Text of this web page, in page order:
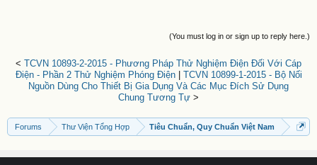
(You must log in or sign up to reply here.)
< TCVN 10893-2-2015 - Phương Pháp Thử Nghiệm Điện Đối Với Cáp
Điện - Phần 2 Thử Nghiệm Phóng Điện| TCVN 10899-1-2015 - Bộ Nối
Nguồn Dùng Cho Thiết Bị Gia Dụng Và Các Mục Đích Sử Dụng
Chung Tương Tự >
Forums Thư Viện Tổng Hợp Tiêu Chuẩn, Quy Chuẩn Việt Nam